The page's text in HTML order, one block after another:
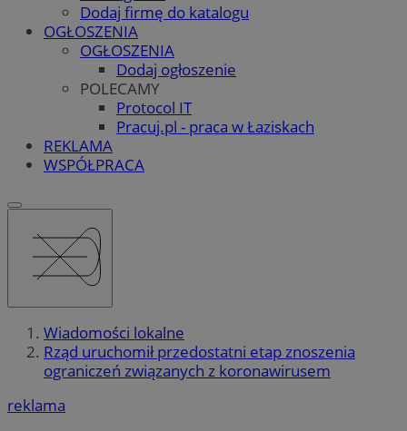
Dodaj firmę do katalogu
OGŁOSZENIA
OGŁOSZENIA
Dodaj ogłoszenie
POLECAMY
Protocol IT
Pracuj.pl - praca w Łaziskach
REKLAMA
WSPÓŁPRACA
Wiadomości lokalne
Rząd uruchomił przedostatni etap znoszenia
ograniczeń związanych z koronawirusem
reklama